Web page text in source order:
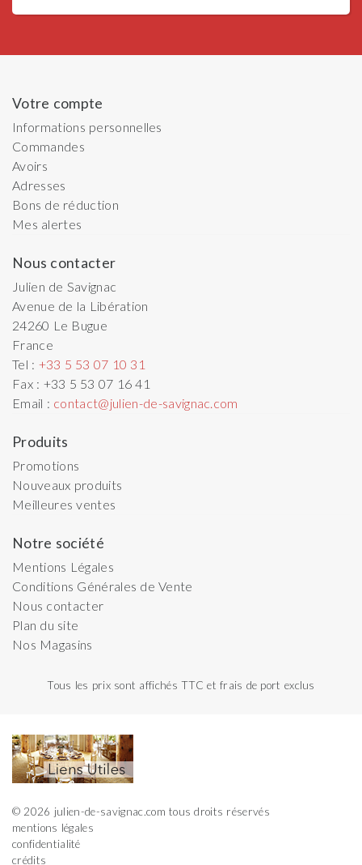
Votre compte
Informations personnelles
Commandes
Avoirs
Adresses
Bons de réduction
Mes alertes
Nous contacter
Julien de Savignac
Avenue de la Libération
24260 Le Bugue
France
Tel : +33 5 53 07 10 31
Fax : +33 5 53 07 16 41
Email : contact@julien-de-savignac.com
Produits
Promotions
Nouveaux produits
Meilleures ventes
Notre société
Mentions Légales
Conditions Générales de Vente
Nous contacter
Plan du site
Nos Magasins
Tous les prix sont affichés TTC et frais de port exclus
© 2026 julien-de-savignac.com tous droits réservés
mentions légales
confidentialité
crédits